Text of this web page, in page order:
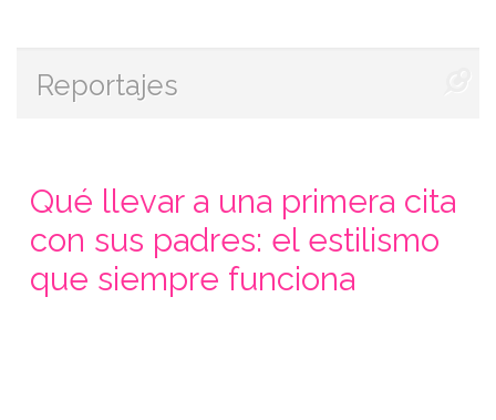
Reportajes
Qué llevar a una primera cita
con sus padres: el estilismo
que siempre funciona